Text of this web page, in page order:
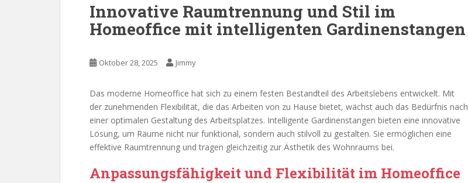
Innovative Raumtrennung und Stil im
Homeoffice mit intelligenten Gardinenstangen
Oktober 28, 2025 Jimmy
Das moderne Homeoffice hat sich zu einem festen Bestandteil des Arbeitslebens entwickelt. Mit
der zunehmenden Flexibilität, die das Arbeiten von zu Hause bietet, wächst auch das Bedürfnis nach
einer optimalen Gestaltung des Arbeitsplatzes. Intelligente Gardinenstangen bieten eine innovative
Lösung, um Räume nicht nur funktional, sondern auch stilvoll zu gestalten. Sie ermöglichen eine
effektive Raumtrennung und tragen gleichzeitig zur Ästhetik des Wohnraums bei.
Anpassungsfähigkeit und Flexibilität im Homeoffice